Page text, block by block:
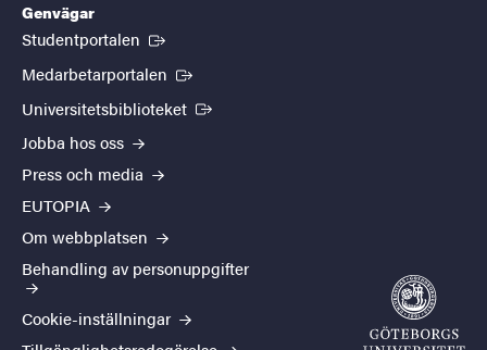
Genvägar
Studentportalen (Extern länk)
Medarbetarportalen (Extern länk)
Universitetsbiblioteket (Extern länk)
Jobba hos oss
Press och media
EUTOPIA
Om webbplatsen
Behandling av personuppgifter
Cookie-inställningar